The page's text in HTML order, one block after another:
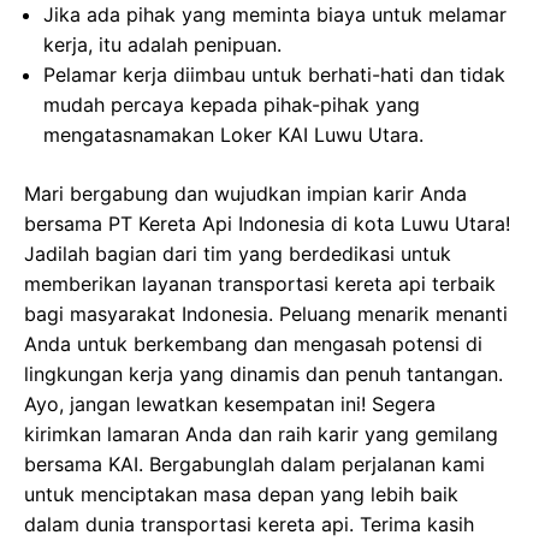
Jika ada pihak yang meminta biaya untuk melamar
kerja, itu adalah penipuan.
Pelamar kerja diimbau untuk berhati-hati dan tidak
mudah percaya kepada pihak-pihak yang
mengatasnamakan Loker KAI Luwu Utara.
Mari bergabung dan wujudkan impian karir Anda
bersama PT Kereta Api Indonesia di kota Luwu Utara!
Jadilah bagian dari tim yang berdedikasi untuk
memberikan layanan transportasi kereta api terbaik
bagi masyarakat Indonesia. Peluang menarik menanti
Anda untuk berkembang dan mengasah potensi di
lingkungan kerja yang dinamis dan penuh tantangan.
Ayo, jangan lewatkan kesempatan ini! Segera
kirimkan lamaran Anda dan raih karir yang gemilang
bersama KAI. Bergabunglah dalam perjalanan kami
untuk menciptakan masa depan yang lebih baik
dalam dunia transportasi kereta api. Terima kasih